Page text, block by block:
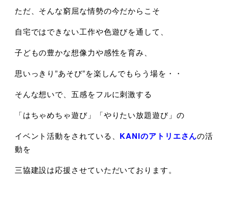
ただ、そんな窮屈な情勢の今だからこそ
自宅ではできない工作や色遊びを通して、
子どもの豊かな想像力や感性を育み、
思いっきり”あそび”を楽しんでもらう場を・・
そんな想いで、五感をフルに刺激する
「はちゃめちゃ遊び」「やりたい放題遊び」の
イベント活動をされている、 KANIのアトリエさんの活
動を
三協建設は応援させていただいております。